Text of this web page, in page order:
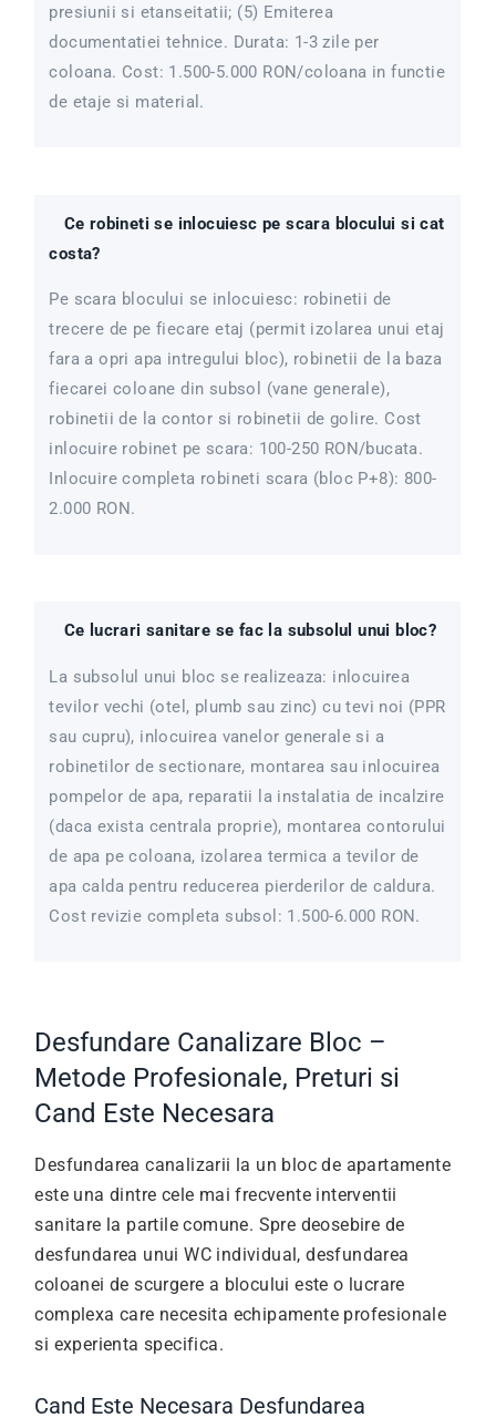
presiunii si etanseitatii; (5) Emiterea
documentatiei tehnice. Durata: 1-3 zile per
coloana. Cost: 1.500-5.000 RON/coloana in functie
de etaje si material.
Ce robineti se inlocuiesc pe scara blocului si cat
costa?
Pe scara blocului se inlocuiesc: robinetii de
trecere de pe fiecare etaj (permit izolarea unui etaj
fara a opri apa intregului bloc), robinetii de la baza
fiecarei coloane din subsol (vane generale),
robinetii de la contor si robinetii de golire. Cost
inlocuire robinet pe scara: 100-250 RON/bucata.
Inlocuire completa robineti scara (bloc P+8): 800-
2.000 RON.
Ce lucrari sanitare se fac la subsolul unui bloc?
La subsolul unui bloc se realizeaza: inlocuirea
tevilor vechi (otel, plumb sau zinc) cu tevi noi (PPR
sau cupru), inlocuirea vanelor generale si a
robinetilor de sectionare, montarea sau inlocuirea
pompelor de apa, reparatii la instalatia de incalzire
(daca exista centrala proprie), montarea contorului
de apa pe coloana, izolarea termica a tevilor de
apa calda pentru reducerea pierderilor de caldura.
Cost revizie completa subsol: 1.500-6.000 RON.
Desfundare Canalizare Bloc –
Metode Profesionale, Preturi si
Cand Este Necesara
Desfundarea canalizarii la un bloc de apartamente
este una dintre cele mai frecvente interventii
sanitare la partile comune. Spre deosebire de
desfundarea unui WC individual, desfundarea
coloanei de scurgere a blocului este o lucrare
complexa care necesita echipamente profesionale
si experienta specifica.
Cand Este Necesara Desfundarea